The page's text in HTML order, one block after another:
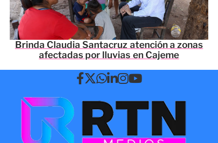
Brinda Claudia Santacruz atención a zonas
afectadas por lluvias en Cajeme